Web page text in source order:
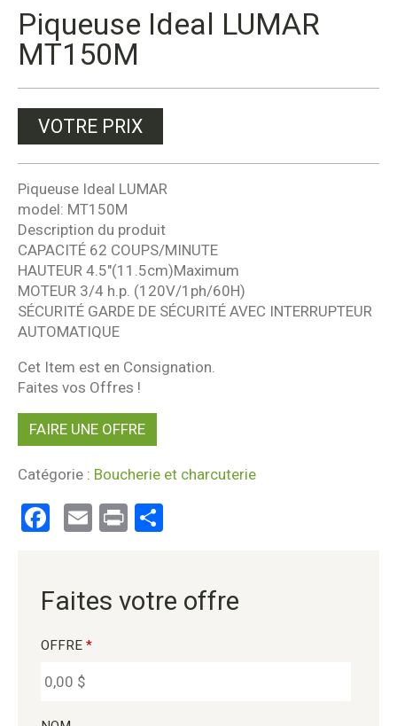
Piqueuse Ideal LUMAR
MT150M
VOTRE PRIX
Piqueuse Ideal LUMAR
model: MT150M
Description du produit
CAPACITÉ 62 COUPS/MINUTE
HAUTEUR 4.5″(11.5cm)Maximum
MOTEUR 3/4 h.p. (120V/1ph/60H)
SÉCURITÉ GARDE DE SÉCURITÉ AVEC INTERRUPTEUR
AUTOMATIQUE
Cet Item est en Consignation.
Faites vos Offres !
FAIRE UNE OFFRE
Catégorie : Boucherie et charcuterie
Facebook
EmailPrint
Faites votre offre
OFFRE *